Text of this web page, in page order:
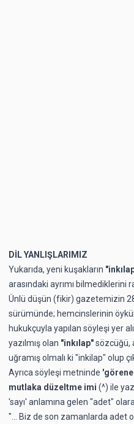
DİL YANLIŞLARIMIZ
Yukarıda, yeni kuşakların
arasındaki ayrımı bilmediklerini
Ünlü düşün (fikir) gazetemizin
sürümünde; hemcinslerinin
hukukçuyla yapılan söyleşi yer
yazılmış olan "inkılap"sözcüğü,
uğramış olmalı ki "inkilap" olup
Ayrıca söyleşi metninde
mutlaka düzeltme imi (^) ile
'sayı' anlamına gelen "adet"
"... Biz de son zamanlarda adet